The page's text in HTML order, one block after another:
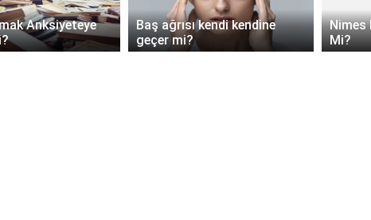
Anksiyeteye
Baş ağrısı kendi kendine
geçer mi?
Nimes
Mi?